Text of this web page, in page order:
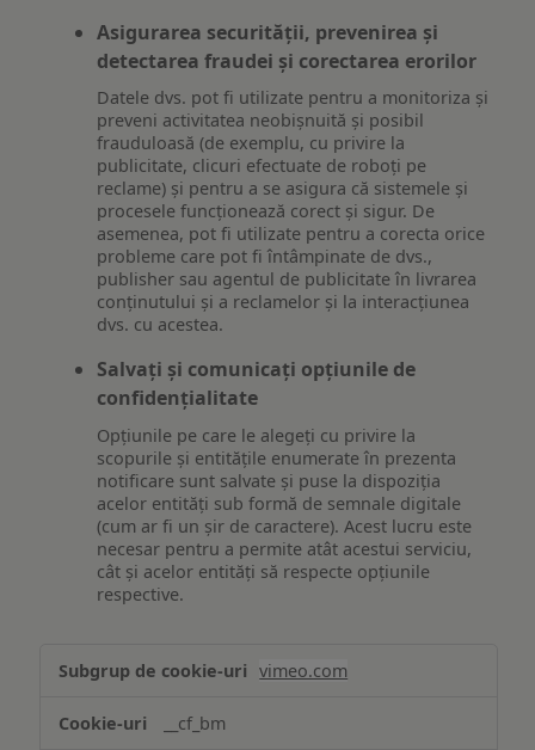
Asigurarea securității, prevenirea și
detectarea fraudei și corectarea erorilor
Datele dvs. pot fi utilizate pentru a monitoriza și
preveni activitatea neobișnuită și posibil
frauduloasă (de exemplu, cu privire la
publicitate, clicuri efectuate de roboți pe
reclame) și pentru a se asigura că sistemele și
procesele funcționează corect și sigur. De
asemenea, pot fi utilizate pentru a corecta orice
probleme care pot fi întâmpinate de dvs.,
publisher sau agentul de publicitate în livrarea
conținutului și a reclamelor și la interacțiunea
dvs. cu acestea.
Salvați și comunicați opțiunile de
confidențialitate
Opțiunile pe care le alegeți cu privire la
scopurile și entitățile enumerate în prezenta
notificare sunt salvate și puse la dispoziția
acelor entități sub formă de semnale digitale
(cum ar fi un șir de caractere). Acest lucru este
necesar pentru a permite atât acestui serviciu,
cât și acelor entități să respecte opțiunile
respective.
funcționalităților
ului
vimeo.com
__cf_bm